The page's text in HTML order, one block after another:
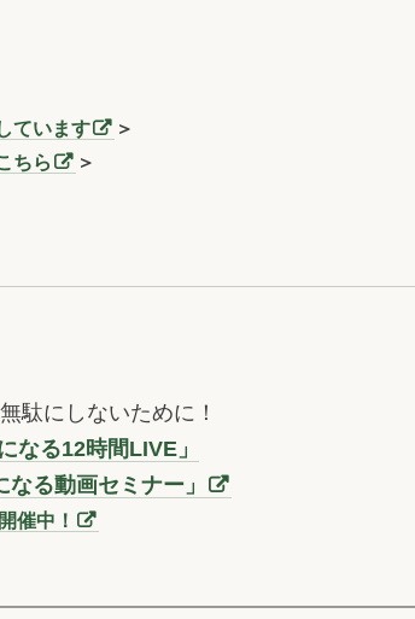
ています
＞
ちら ＞
駄にしないために！
なる12時間LIVE」
る動画セミナー」
催中！